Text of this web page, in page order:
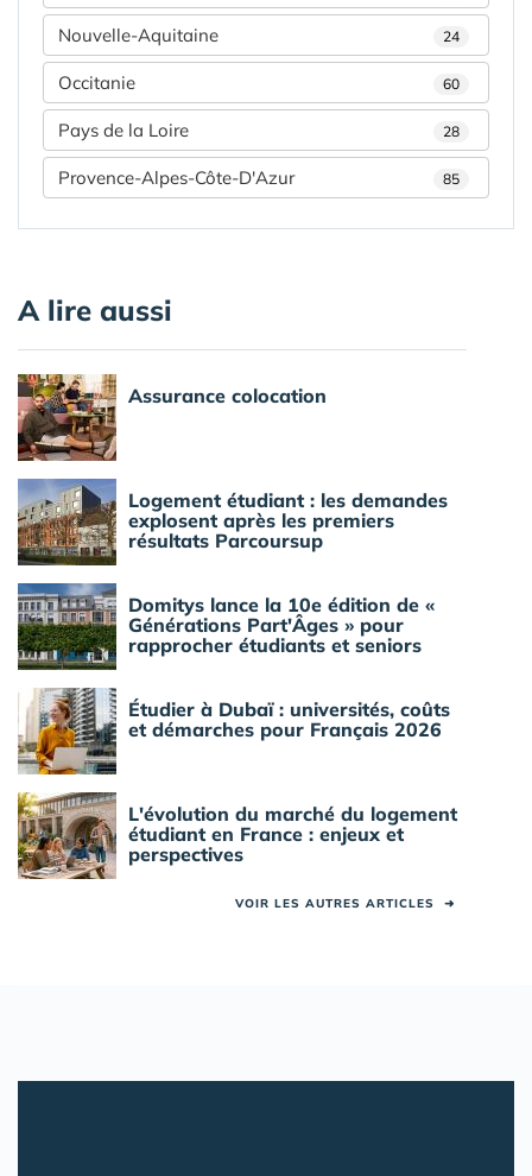
Nouvelle-Aquitaine 24
Occitanie 60
Pays de la Loire 28
Provence-Alpes-Côte-D'Azur 85
A lire aussi
Assurance colocation
Logement étudiant : les demandes
explosent après les premiers
résultats Parcoursup
Domitys lance la 10e édition de «
Générations Part'Âges » pour
rapprocher étudiants et seniors
Étudier à Dubaï : universités, coûts
et démarches pour Français 2026
L'évolution du marché du logement
étudiant en France : enjeux et
perspectives
VOIR LES AUTRES ARTICLES ➜